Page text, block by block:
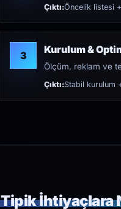
Çıktı:Öncelik listesi
3 Kurulum &
Ölçüm, reklam ve
Çıktı:Stabil kurulum
Tipik İhtiyaçlara